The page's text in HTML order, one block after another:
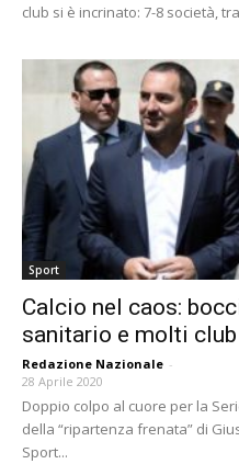
club si è incrinato: 7-8 società,
Sport
Calcio nel caos:
sanitario e molti
Redazione Nazionale -
28 Aprile 2020
Doppio colpo al cuore per la
della “ripartenza frenata” di
Sport...